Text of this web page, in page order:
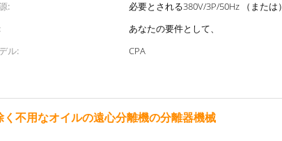
:
必要とされる380V/3P/50Hz （または）
あなたの要件として、
ル:
CPA
不用なオイルの遠心分離機の分離器機械